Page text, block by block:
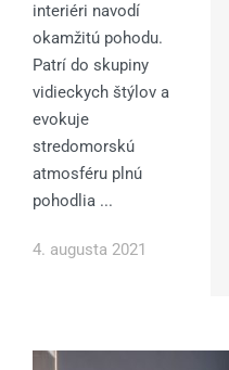
interiéri navodí
okamžitú pohodu.
Patrí do skupiny
vidieckych štýlov a
evokuje
stredomorskú
atmosféru plnú
pohodlia ...
4. augusta 2021